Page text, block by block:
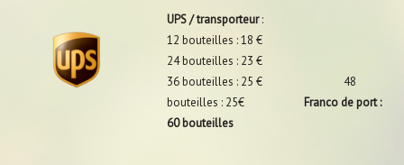
UPS / transporteur:
12 bouteilles : 18 €
24 bouteilles : 23 €
36 bouteilles : 25 € 48
bouteilles : 25€
Franco de port :
60 bouteilles